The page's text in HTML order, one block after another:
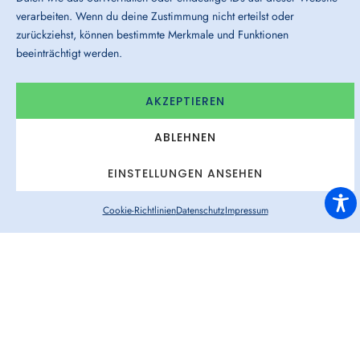
verarbeiten. Wenn du deine Zustimmung nicht erteilst oder
zurückziehst, können bestimmte Merkmale und Funktionen
beeinträchtigt werden.
AKZEPTIEREN
ABLEHNEN
EINSTELLUNGEN ANSEHEN
Cookie-RichtlinienDatenschutzImpressum
Steuerung ohne Kennzahlenflut
produktive Kapazität übersetzt wird: Tempo, Einstieg,
Produktivität, Angebotsannahme, Pool-Qualität.